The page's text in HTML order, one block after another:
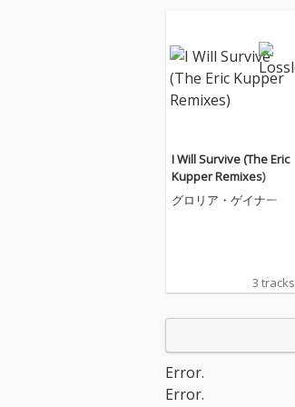
I Will Survive (The Eric
Kupper Remixes)
グロリア・ゲイナー
3 tracks
Error.
Error.